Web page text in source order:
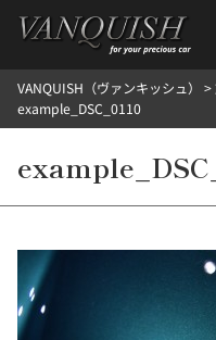
を
ごあいさつ会社案内施工環
ご提供メニュー
外装のガラスコーティング施工料金
ヘッドライトクリーニング施工料
樹脂・メッシュパーツコーティ
施工ギャラリー
PICKUP
お客さまの声 お問い合わ
VANQUISH（ヴァンキッシュ） >
example_DSC_0110